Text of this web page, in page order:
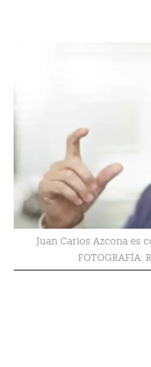
Juan Carlos Azcona es
FOTOGRAFÍA: